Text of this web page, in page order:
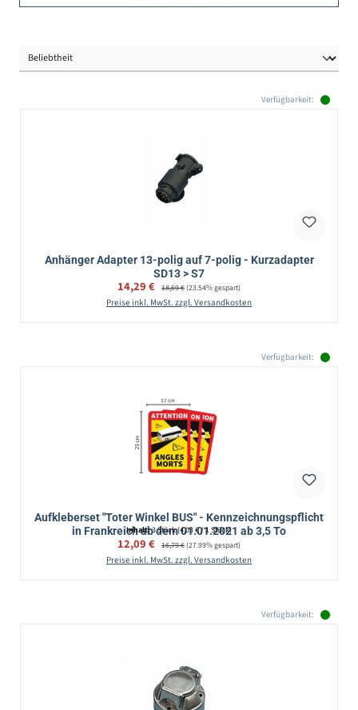
Verfügbarkeit:
Anhänger Adapter 13-polig auf 7-polig - Kurzadapter
SD13 > S7
Verkaufspreis:
14,29 € Regulärer Preis:
18,69 €(23.54% gespart)
Preise inkl. MwSt. zzgl. Versandkosten
Verfügbarkeit:
Aufkleberset "Toter Winkel BUS" - Kennzeichnungspflicht
in Frankreich ab dem 01.01.2021 ab 3,5 To
Inhalt:3 Stück(4,03 € / 1 Stück)
Verkaufspreis:
12,09 € Regulärer Preis:
16,79 €(27.99% gespart)
Preise inkl. MwSt. zzgl. Versandkosten
Verfügbarkeit: